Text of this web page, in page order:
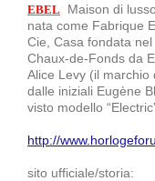
EBEL Maison di
nata come Fabrique
Cie, Casa fondata nel
Chaux-de-Fonds da
Alice Levy (il marchio
dalle iniziali Eugène
visto modello
http://
sito ufficiale/storia: